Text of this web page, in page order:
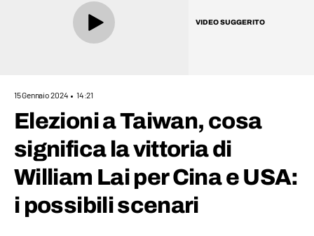
VIDEO SUGGERITO
15 Gennaio 2024 14:21
Elezioni a Taiwan, cosa
significa la vittoria di
William Lai per Cina e USA:
i possibili scenari